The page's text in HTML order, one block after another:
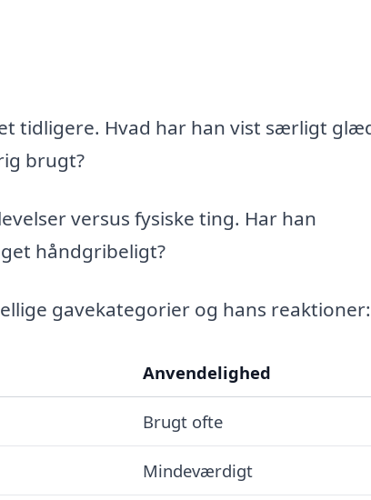
tidligere. Hvad har han vist særligt
brugt?
versus fysiske ting. Har han
håndgribeligt?
gavekategorier og hans reaktioner:
Anvendelighed
Brugt ofte
Mindeværdigt